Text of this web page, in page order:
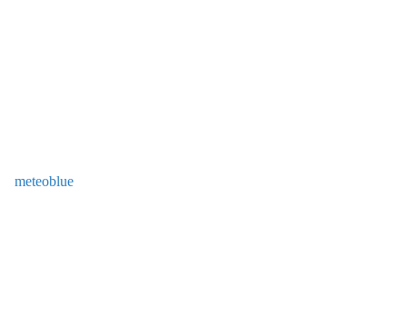
meteoblue